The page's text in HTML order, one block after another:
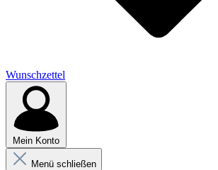
Wunschzettel
Mein Konto
Menü schließen